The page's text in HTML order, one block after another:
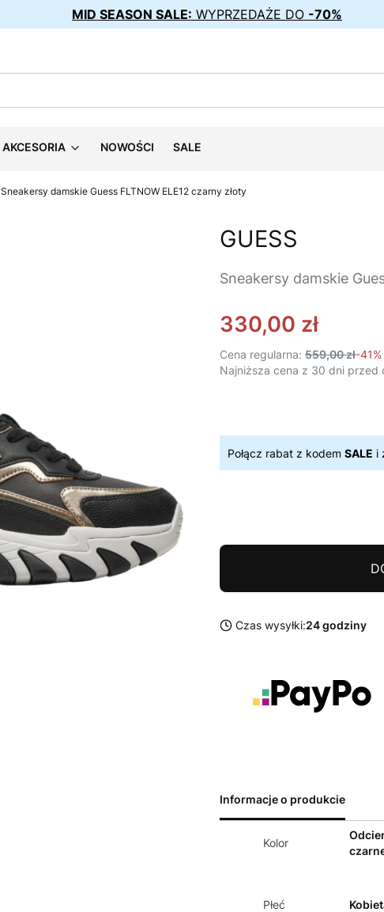
MID SEASON SALE: WYPRZEDAŻE DO -70%
AKCESORIA NOWOŚCI SALE
Sneakersy damskie Guess FLTNOW ELE12 czarny złoty
GUESS
Sneakersy damskie
330,00 zł
Cena regularna: 559,00 zł-41%
Najniższa cena z 30 dni przed
Połącz rabat z kodem SALE i
Czas wysyłki:24 godziny
Informacje o produkcie
Kolor
Płeć